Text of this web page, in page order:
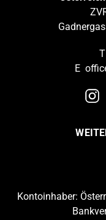
T
E
Kontoinhaber: